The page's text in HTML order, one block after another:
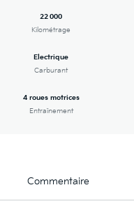
22 000
Kilométrage
Electrique
Carburant
4 roues motrices
Entraînement
Commentaire